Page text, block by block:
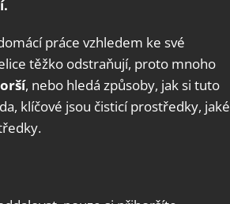
práce vzhledem ke své
těžko odstraňují, proto mnoho
, nebo hledá způsoby, jak si tuto
klíčové jsou čisticí prostředky, jaké